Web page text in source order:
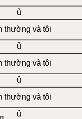
ủ
thường và tôi
ủ
thường và tôi
ủ
thường và tôi
ủ